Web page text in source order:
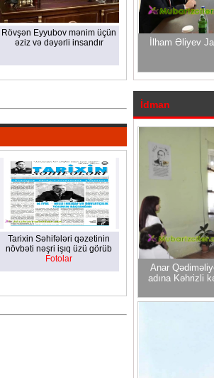
Rövşən Eyyubov mənim üçün
əziz və dəyərli insandır
Tarixin Səhifələri qəzetinin
növbəti nəşri işıq üzü görüb
Fotolar
İlham Əliyev
İdman
Anar
adına Kəhrizli